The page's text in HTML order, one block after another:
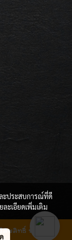
ลิขสิทธิ์ ห้ามมิให้
ะประสบการณ์ที่ดี
ะเอียดเพิ่มเติม